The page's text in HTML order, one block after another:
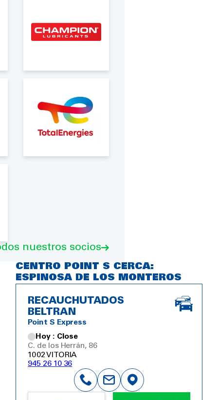
nuestros socios
CENTRO POINT S CERCA:
ESPINOSA DE LOS MONTEROS
RECAUCHUTADOS
BELTRAN
Point S Express
Hoy : Close
C. de los Herrán, 86
1002 VITORIA
945 26 10 36